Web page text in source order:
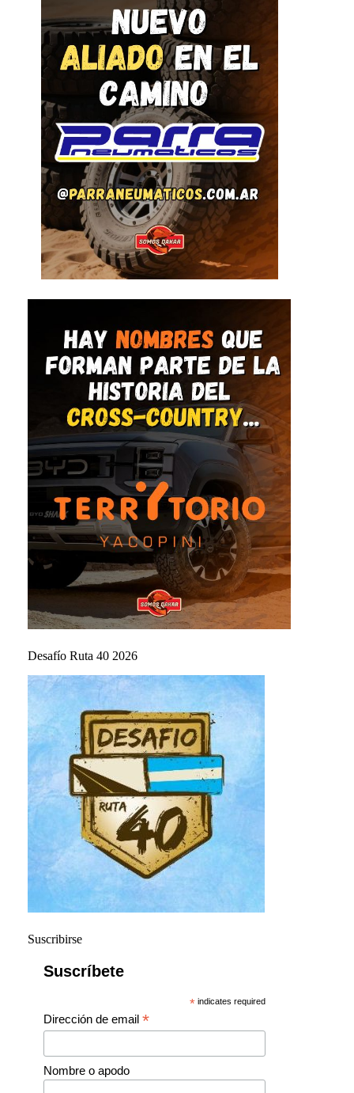
Desafío Ruta 40 2026
Suscribirse
Suscríbete
* indicates required
Dirección de email *
Nombre o apodo